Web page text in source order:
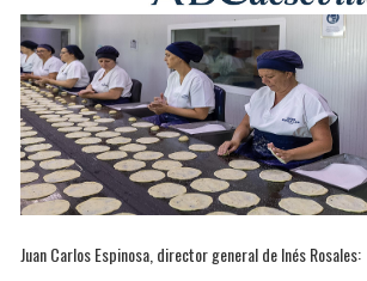
Juan Carlos Espinosa, director general de Inés Rosales: